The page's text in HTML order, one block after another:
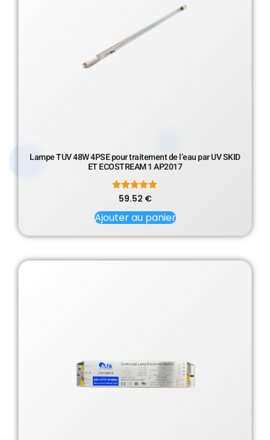
Lampe TUV 48W 4PSE pour traitement de l’eau par UV SKID
ET ECOSTREAM 1 AP2017
Note
sur 5
59.52 €
Ajouter au panier